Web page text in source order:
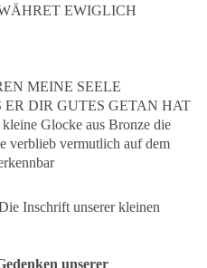
EWIGLICH
MEINE SEELE
DIR GUTES GETAN HAT
Glocke aus Bronze die
verblieb vermutlich auf dem
Inschrift unserer kleinen
unserer